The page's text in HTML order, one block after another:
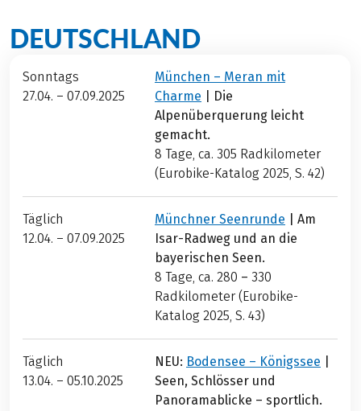
DEUTSCHLAND
Sonntags
27.04. – 07.09.2025
München – Meran mit
Charme | Die
Alpenüberquerung leicht
gemacht.
8 Tage, ca. 305 Radkilometer
(Eurobike-Katalog 2025, S. 42)
Täglich
12.04. – 07.09.2025
Münchner Seenrunde | Am
Isar-Radweg und an die
bayerischen Seen.
8 Tage, ca. 280 – 330
Radkilometer (Eurobike-
Katalog 2025, S. 43)
Täglich
13.04. – 05.10.2025
NEU: Bodensee – Königssee
Seen, Schlösser und
Panoramablicke – sportlich.